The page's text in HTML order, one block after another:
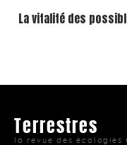
La vitalité des
Terrestres
la revue des écologies